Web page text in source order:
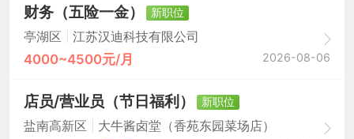
财务（五险一金）
新职位
亭湖区
江苏汉迪科技有限公司
4000~4500元/月 2026-08-06
店员/营业员（节日福利）
新职位
盐南高新区
大牛酱卤堂（香苑东园菜场店）